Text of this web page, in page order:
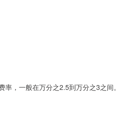
，一般在万分之2.5到万分之3之间。